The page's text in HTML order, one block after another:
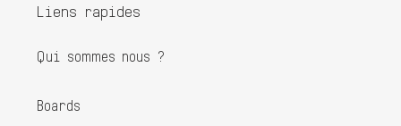
Liens rapides
Qui sommes nous ?
Boards